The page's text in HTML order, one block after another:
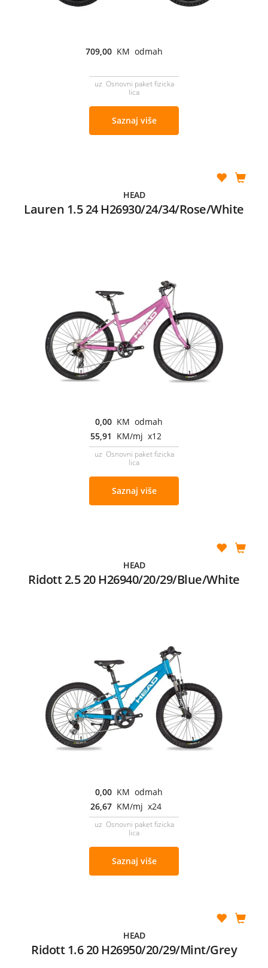
709,00 KM odmah
uz Osnovni paket fizicka
lica
Saznaj više
HEAD
Lauren 1.5 24 H26930/24/34/Rose/White
0,00 KM odmah
55,91 KM/mj x12
uz Osnovni paket fizicka
lica
Saznaj više
HEAD
Ridott 2.5 20 H26940/20/29/Blue/White
0,00 KM odmah
26,67 KM/mj x24
uz Osnovni paket fizicka
lica
Saznaj više
HEAD
Ridott 1.6 20 H26950/20/29/Mint/Grey